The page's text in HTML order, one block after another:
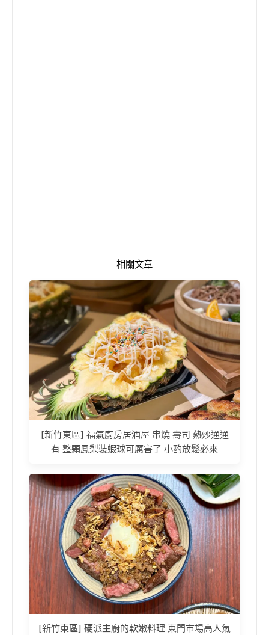
相關文章
[新竹東區] 福氣廚房居酒屋 串燒 壽司 熱炒通通
有 整顆鳳梨裝蝦球可厲害了 小酌放鬆必來
[新竹東區] 硬派主廚的軟嫩料理 東門市場高人氣